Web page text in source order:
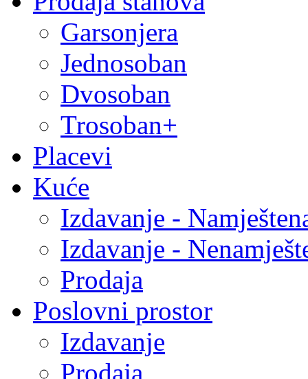
Garsonjera
Jednosoban
Dvosoban
Trosoban+
Placevi
Kuće
Izdavanje -
Izdavanje -
Prodaja
Poslovni prostor
Izdavanje
Prodaja